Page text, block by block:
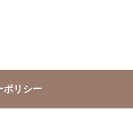
ポリシー